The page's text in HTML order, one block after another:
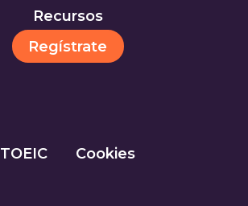
Recursos
Regístrate
TOEIC Cookies